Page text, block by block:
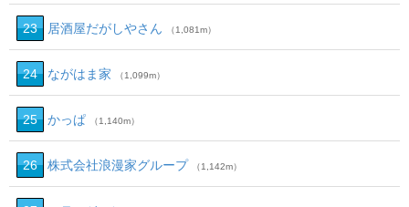
23 居酒屋だがしやさん （1,081m）
24 ながはま家 （1,099m）
25 かっぱ （1,140m）
26 株式会社浪漫家グループ （1,142m）